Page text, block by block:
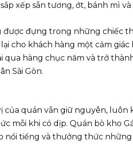
xếp sẵn tương, ớt, bánh mì và
được đựng trong những chiếc
cho khách hàng một cảm giác
qua hàng chục năm và trở
Sài Gòn.
của quán vẫn giữ nguyên, luôn
mỗi khi có dịp. Quán bò kho
nổi tiếng và thưởng thức